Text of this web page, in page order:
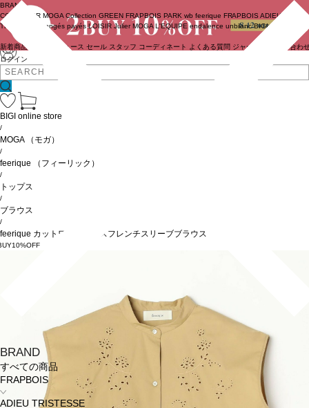
ログイン
BRAND
COUTURIER MOGA Collection GREEN FRAPBOIS PARK wb feerique FRAPBOIS ADIEU
TRISTESSE
congés payés LOISIR Julier MOGA L'EQUIPE endalence unbilanc BIGI online store
新着商品 ニュース セール スタッフ コーディネート よくある質問 ジャーナル お問い合わ
BRAND
すべての商品
FRAPBOIS
ADIEU TRISTESSE
BIGI online store
/
MOGA （モガ）
/
feerique （フィーリック）
/
トップス
/
ブラウス
/
feerique カットワークレースフレンチスリーブブラウス